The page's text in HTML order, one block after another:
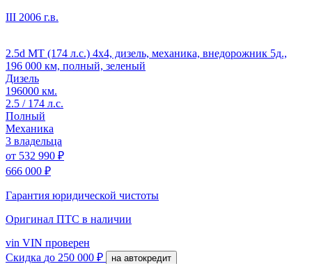
III 2006 г.в.
2.5d MT (174 л.с.) 4x4, дизель, механика, внедорожник 5д.,
196 000 км, полный, зеленый
Дизель
196000 км.
2.5 / 174 л.с.
Полный
Механика
3 владельца
от 532 990 ₽
666 000 ₽
Гарантия юридической чистоты
Оригинал ПТС в наличии
vin VIN проверен
Скидка до 250 000 ₽ на автокредит